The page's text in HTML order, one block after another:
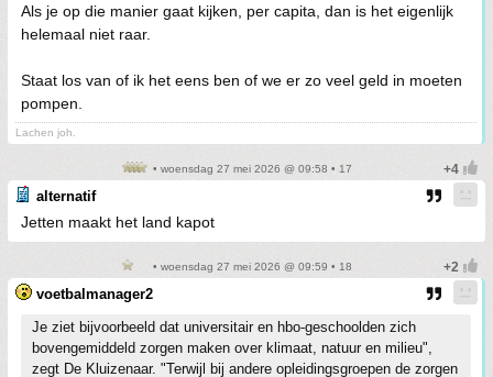
Als je op die manier gaat kijken, per capita, dan is het eigenlijk
helemaal niet raar.
Staat los van of ik het eens ben of we er zo veel geld in moeten
pompen.
Lachen joh.
• woensdag 27 mei 2026 @ 09:58 • 17
alternatif
Jetten maakt het land kapot
• woensdag 27 mei 2026 @ 09:59 • 18
voetbalmanager2
Je ziet bijvoorbeeld dat universitair en hbo-geschoolden zich
bovengemiddeld zorgen maken over klimaat, natuur en milieu",
zegt De Kluizenaar. "Terwijl bij andere opleidingsgroepen de zorgen